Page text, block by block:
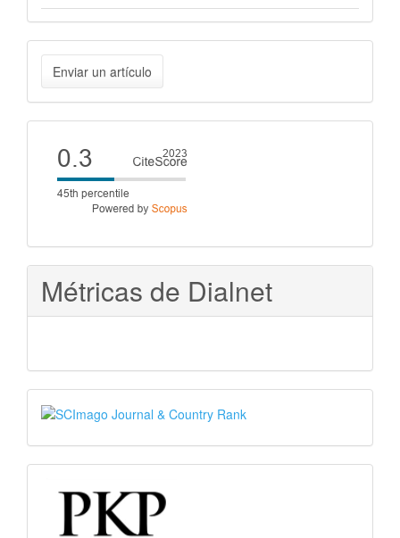
Enviar
un
artículo
Enviar un artículo
Cite
score
Métricas de Dialnet
SJR
PKP